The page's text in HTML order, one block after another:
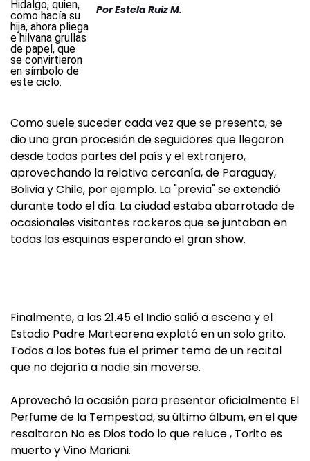
PorEstela Ruiz M.
Como suele suceder cada vez que se presenta, se
dio una gran procesión de seguidores que llegaron
desde todas partes del país y el extranjero,
aprovechando la relativa cercanía, de Paraguay,
Bolivia y Chile, por ejemplo. La "previa" se extendió
durante todo el día. La ciudad estaba abarrotada de
ocasionales visitantes rockeros que se juntaban en
todas las esquinas esperando el gran show.
Finalmente, a las 21.45 el Indio salió a escena y el
Estadio Padre Martearena explotó en un solo grito.
Todos a los botes fue el primer tema de un recital
que no dejaría a nadie sin moverse.
Aprovechó la ocasión para presentar oficialmente El
Perfume de la Tempestad, su último álbum, en el que
resaltaron No es Dios todo lo que reluce , Torito es
muerto y Vino Mariani.